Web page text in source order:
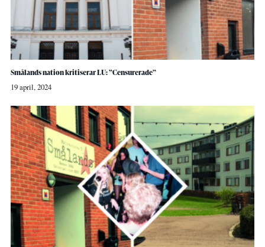
Smålands nation kritiserar LU: ”Censurerade”
19 april, 2024